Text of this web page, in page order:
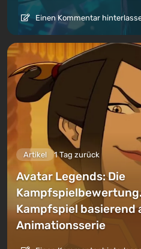
Einen Kommentar
Artikel 1 Tag zurück
Avatar Legends: Die
Kampfspiel basierend
Animationsserie